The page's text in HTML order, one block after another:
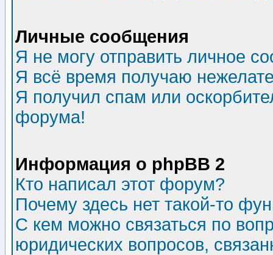
Личные сообщения
Я не могу отправить личное
Я всё время получаю
Я получил спам или
форума!
Информация о phpBB 2
Кто написал этот форум?
Почему здесь нет такой-то
С кем можно связаться по
юридических вопросов,